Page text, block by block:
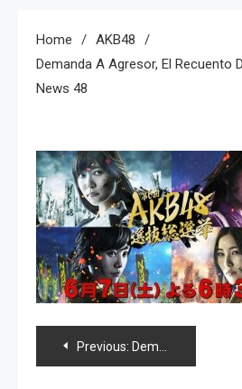
Home
AKB48
Demanda A Agresor, El Recuento
News 48
Navegación
Previous: Demanda a agresor, el recuento de los daños y news 48